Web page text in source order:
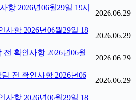
항 2026년06월29일 19시
2026.06.29
사항 2026년06월29일 18
2026.06.29
확인사항 2026년06월
2026.06.29
전 확인사항 2026년06
2026.06.29
사항 2026년06월29일 18